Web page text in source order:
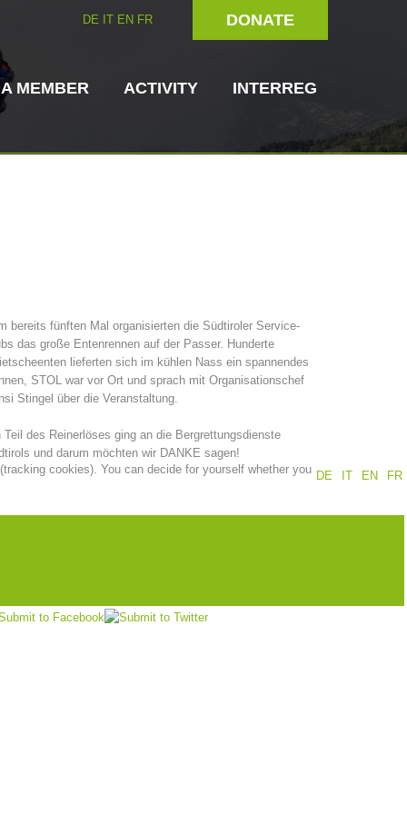
DONATE
DE IT EN FR
Rescue
Board of Management
Annual report
MEMBER
Training
ACTIVITY INTERREG
- START ITAT 4112 - RESYST
bereits fünften Mal organisierten die Südtiroler Service-
das große Entenrennen auf der Passer. Hunderte
lieferten sich im kühlen Nass ein spannendes
STOL war vor Ort und sprach mit Organisationschef
Stingel über die Veranstaltung.
Teil des Reinerlöses ging an die Bergrettungsdienste
und darum möchten wir DANKE sagen!
DE
IT EN FR
cookies). You can decide for yourself whether you